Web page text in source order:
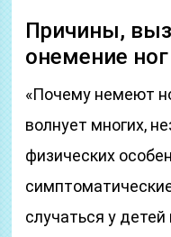
Причины,
онемение ног
«Почему немеют
волнует многих,
физических
случаться у